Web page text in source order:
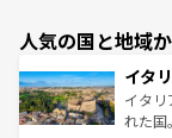
人気の国と地域
イタ
イタ
れた国。